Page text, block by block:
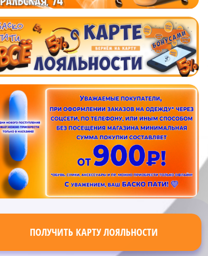
ПОЛУЧИТЬ КАРТУ ЛОЯЛЬНОСТИ